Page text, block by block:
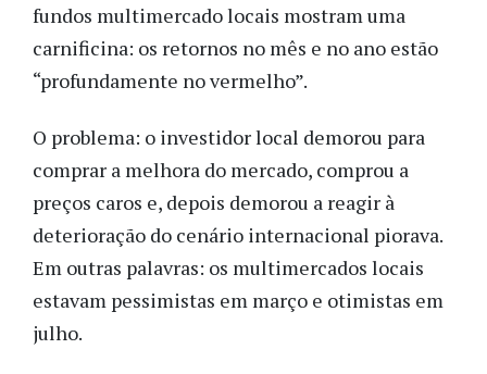
fundos multimercado locais mostram uma
carnificina: os retornos no mês e no ano estão
“profundamente no vermelho”.
O problema: o investidor local demorou para
comprar a melhora do mercado, comprou a
preços caros e, depois demorou a reagir à
deterioração do cenário internacional piorava.
Em outras palavras: os multimercados locais
estavam pessimistas em março e otimistas em
julho.